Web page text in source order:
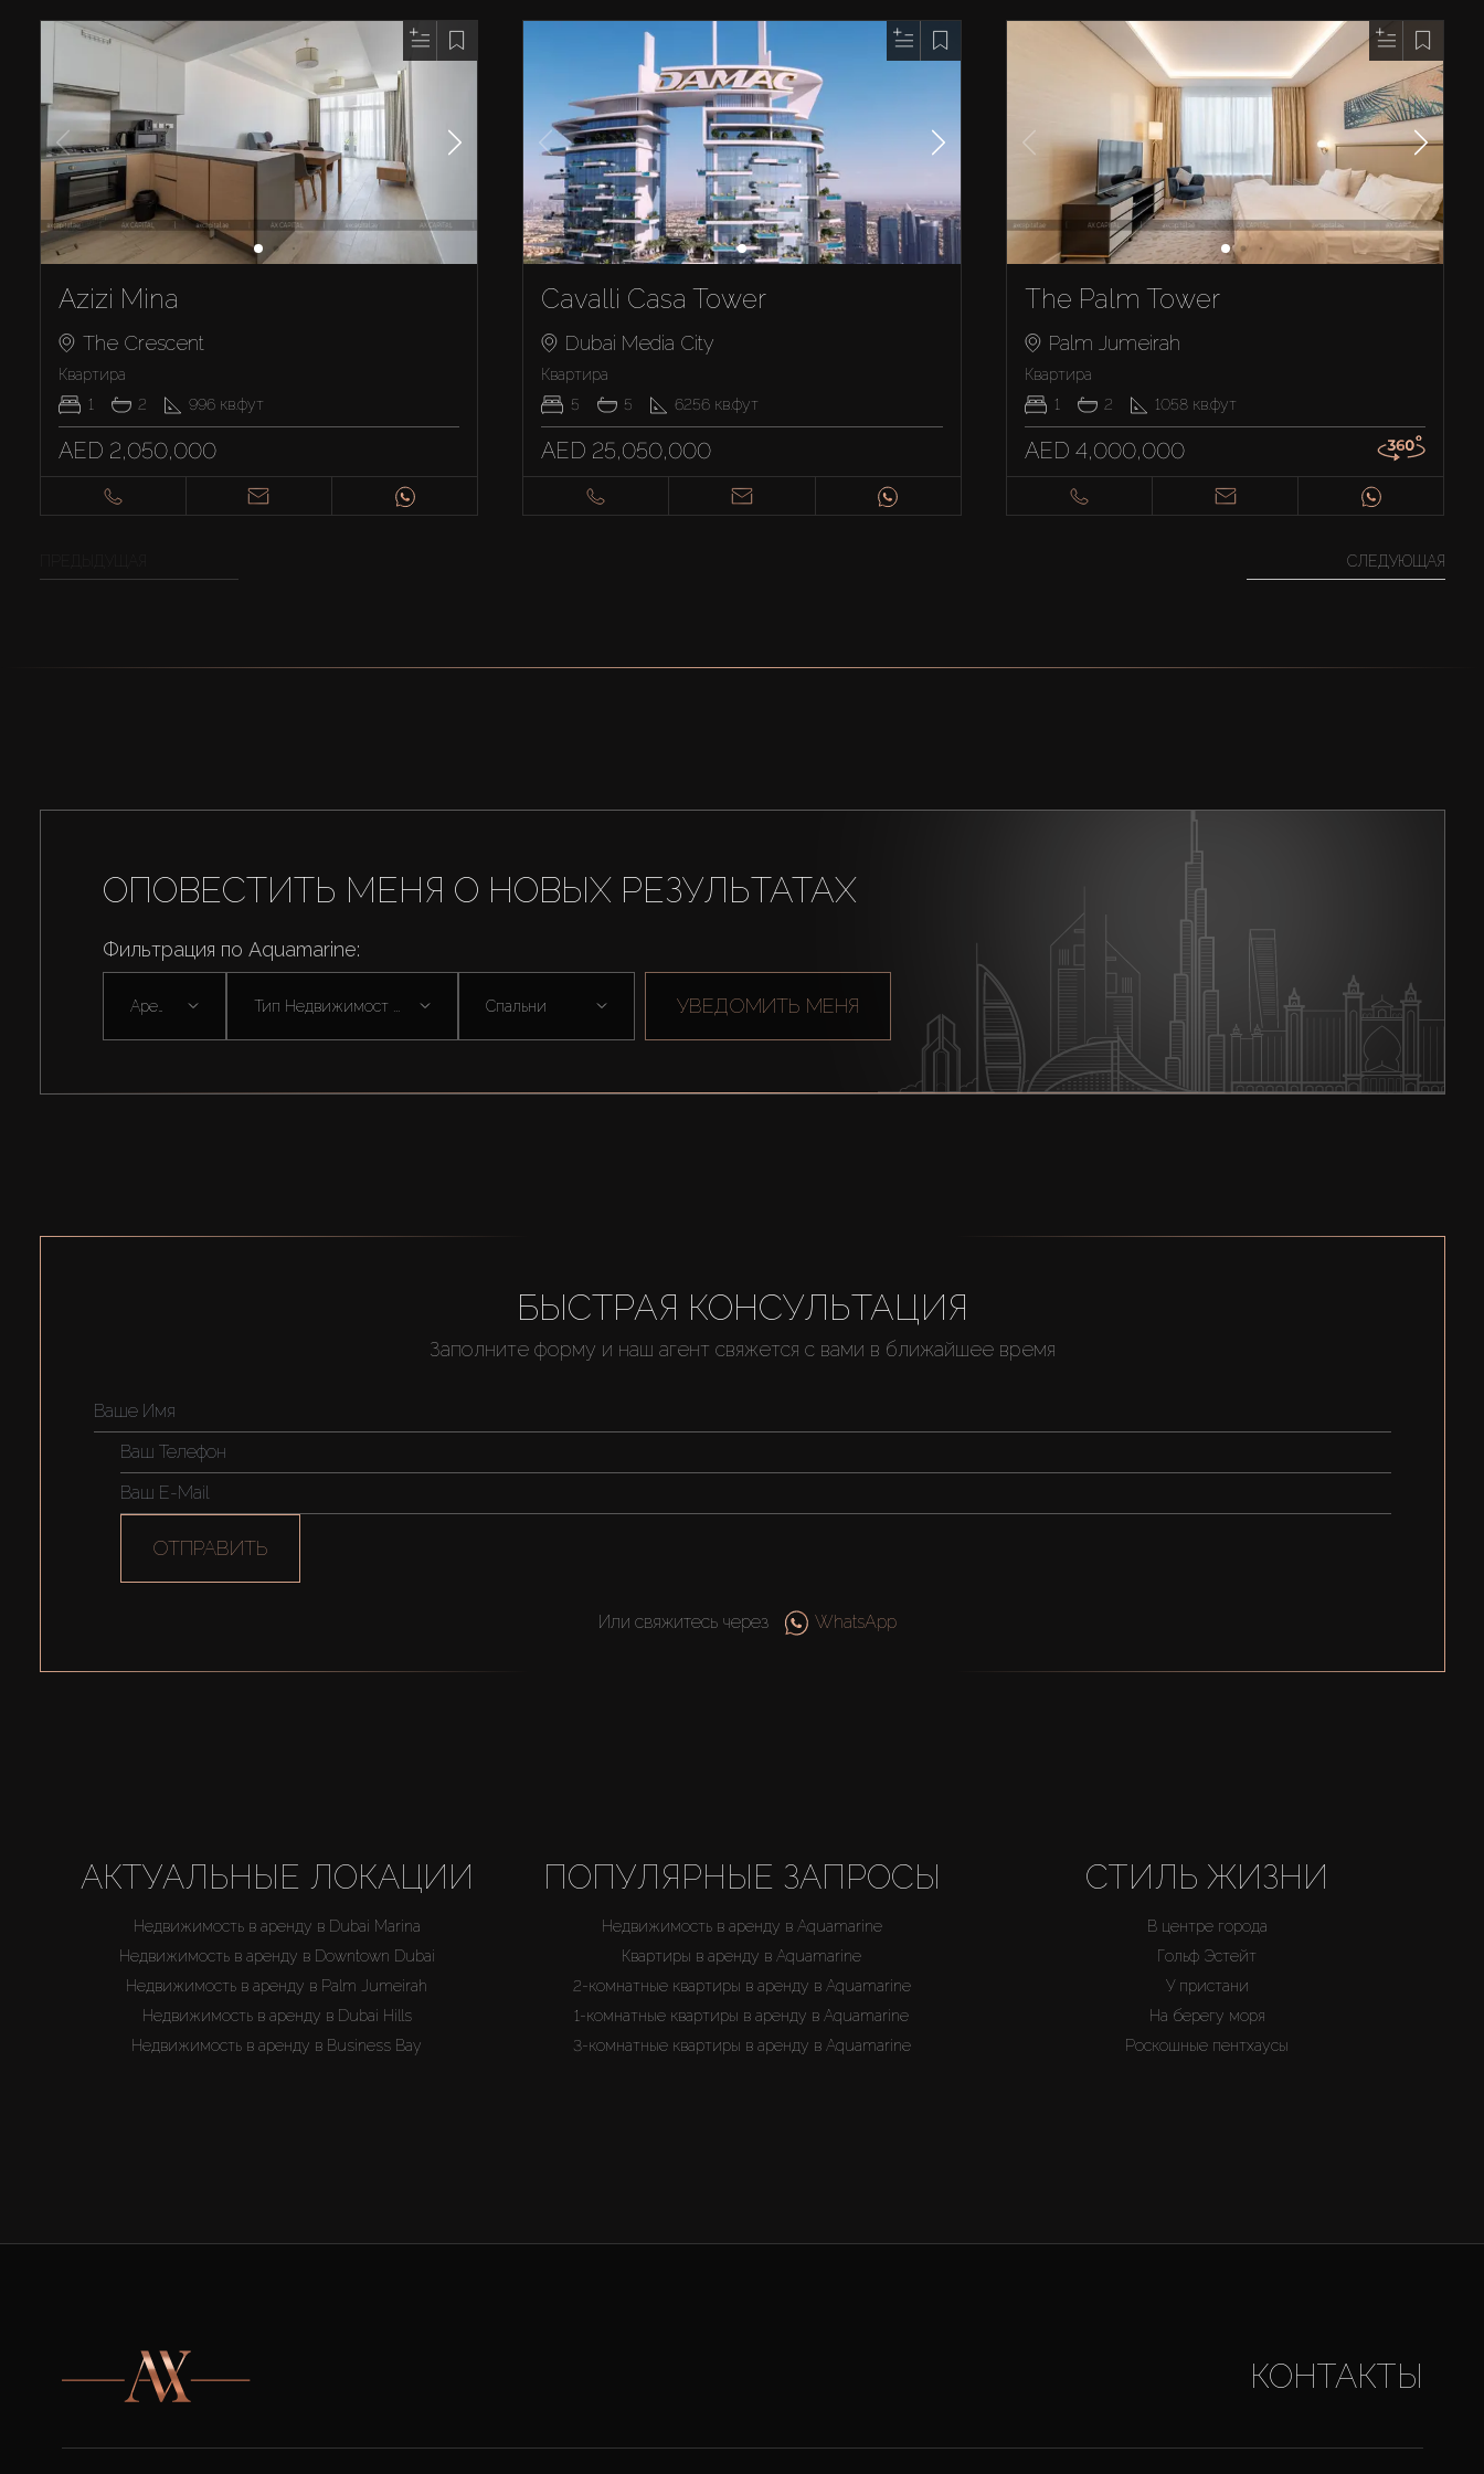
Azizi Mina
The Crescent
Квартира
1
2 996 кв.фут
AED 2,050,000
Cavalli Casa Tower
Dubai Media City
Квартира
5
5 6256 кв.фут
AED 25,050,000
The Palm Tower
Palm Jumeirah
Квартира
1
2 1058 кв.фут
AED 4,000,000
СЛЕДУЮЩАЯ
ОПОВЕСТИТЬ МЕНЯ О НОВЫХ РЕЗУЛЬТАТАХ
Фильтрация по Aquamarine:
Аренда Тип Недвижимост ... Спальни УВЕДОМИТЬ МЕНЯ
БЫСТРАЯ КОНСУЛЬТАЦИЯ
Заполните форму и наш агент свяжется с вами в ближайшее время
ОТПРАВИТЬ
Или свяжитесь через WhatsApp
АКТУАЛЬНЫЕ ЛОКАЦИИ
Недвижимость в аренду в Dubai Marina
Недвижимость в аренду в Downtown Dubai
Недвижимость в аренду в Palm Jumeirah
Недвижимость в аренду в Dubai Hills
Недвижимость в аренду в Business Bay
ПОПУЛЯРНЫЕ ЗАПРОСЫ
Недвижимость в аренду в Aquamarine
Квартиры в аренду в Aquamarine
2-комнатные квартиры в аренду в Aquamarine
1-комнатные квартиры в аренду в Aquamarine
3-комнатные квартиры в аренду в Aquamarine
СТИЛЬ ЖИЗНИ
В центре города
Гольф Эстейт
У пристани
На берегу моря
Роскошные пентхаусы
КОНТАКТЫ